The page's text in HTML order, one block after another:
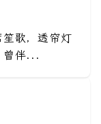
歌，透帘灯
曾伴...